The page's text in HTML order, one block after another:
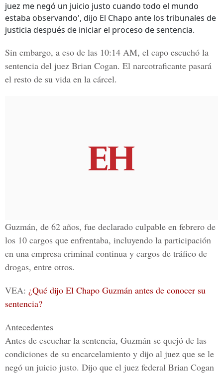
juez me negó un juicio justo cuando todo el mundo
estaba observando', dijo El Chapo ante los tribunales de
justicia después de iniciar el proceso de sentencia.
Sin embargo, a eso de las 10:14 AM, el capo escuchó la
sentencia del juez Brian Cogan. El narcotraficante pasará
el resto de su vida en la cárcel.
Guzmán, de 62 años, fue declarado culpable en febrero de
los 10 cargos que enfrentaba, incluyendo la participación
en una empresa criminal continua y cargos de tráfico de
drogas, entre otros.
VEA: ¿Qué dijo El Chapo Guzmán antes de conocer su
sentencia?
Antecedentes
Antes de escuchar la sentencia, Guzmán se quejó de las
condiciones de su encarcelamiento y dijo al juez que se le
negó un juicio justo. Dijo que el juez federal Brian Cogan